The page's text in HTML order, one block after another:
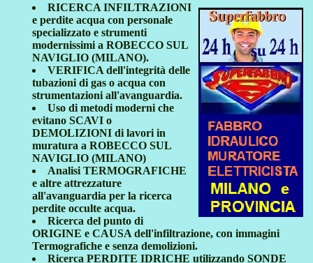
RICERCA INFILTRAZIONI
e perdite acqua con personale
specializzato e strumenti
modernissimi a ROBECCO SUL
NAVIGLIO (MILANO).
VERIFICA dell'integrità delle
tubazioni di gas o acqua con
strumentazioni all'avanguardia.
Uso di metodi moderni che
evitano SCAVI o
DEMOLIZIONI di lavori in
muratura a ROBECCO SUL
NAVIGLIO (MILANO)
Analisi TERMOGRAFICHE
e altre attrezzature
all'avanguardia per la ricerca
perdite occulte acqua.
Ricerca del punto di
ORIGINE e CAUSA dell'infiltrazione, con immagini
Termografiche e senza demolizioni.
Ricerca PERDITE IDRICHE utilizzando SONDE